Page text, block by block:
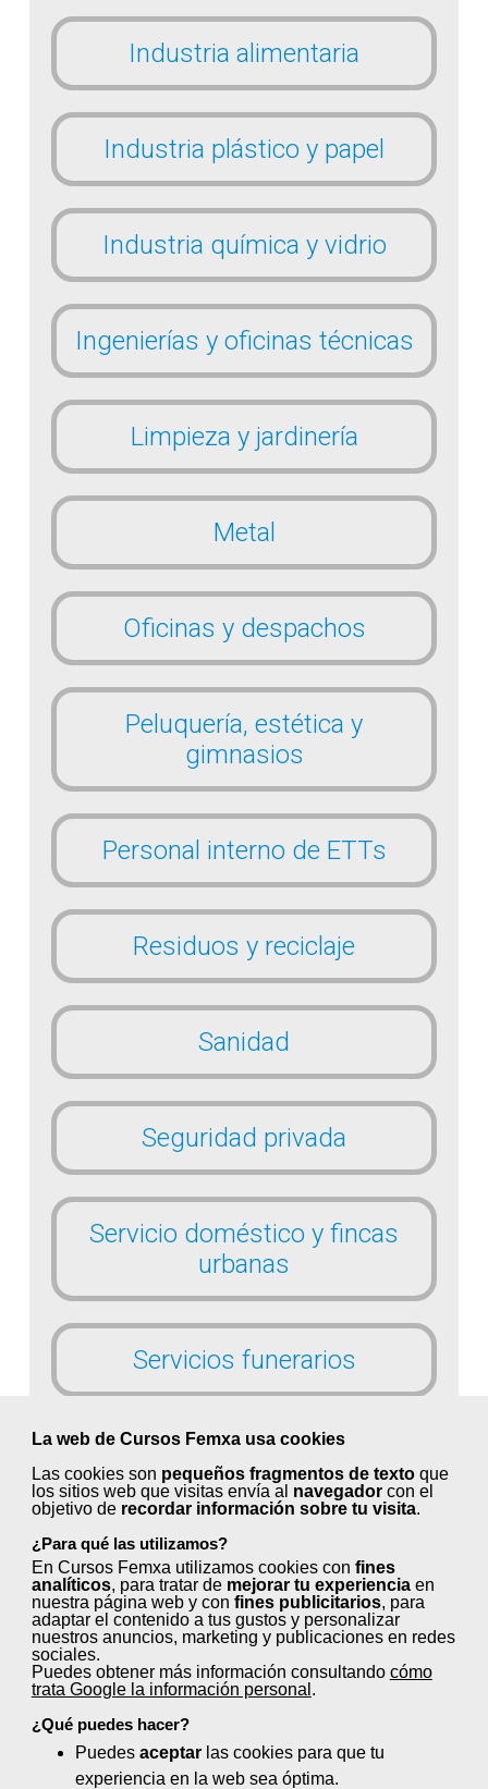
La web de Cursos Femxa usa cookies
Las cookies son pequeños fragmentos de textoque
los sitios web que visitas envía al navegadorcon el
objetivo de recordar información sobre tu visita.
¿Para qué las utilizamos?
En Cursos Femxa utilizamos cookies con fines
analíticos, para tratar de mejorar tu experienciaen
nuestra página web y con fines publicitarios, para
adaptar el contenido a tus gustos y personalizar
nuestros anuncios, marketing y publicaciones en redes
sociales.
Puedes obtener más información consultando cómo
trata Google la información personal .
¿Qué puedes hacer?
Puedes aceptarlas cookies para que tu
experiencia en la web sea óptima.
Industria alimentaria
Industria plástico y papel
Industria química y vidrio
Ingenierías y oficinas técnicas
Limpieza y jardinería
Metal
Oficinas y despachos
Peluquería, estética y
gimnasios
Personal interno de ETTs
Residuos y reciclaje
Sanidad
Seguridad privada
Servicio doméstico y fincas
urbanas
Servicios funerarios
Textil, confección y piel
Tintorerías y lavanderías
Transporte y logística